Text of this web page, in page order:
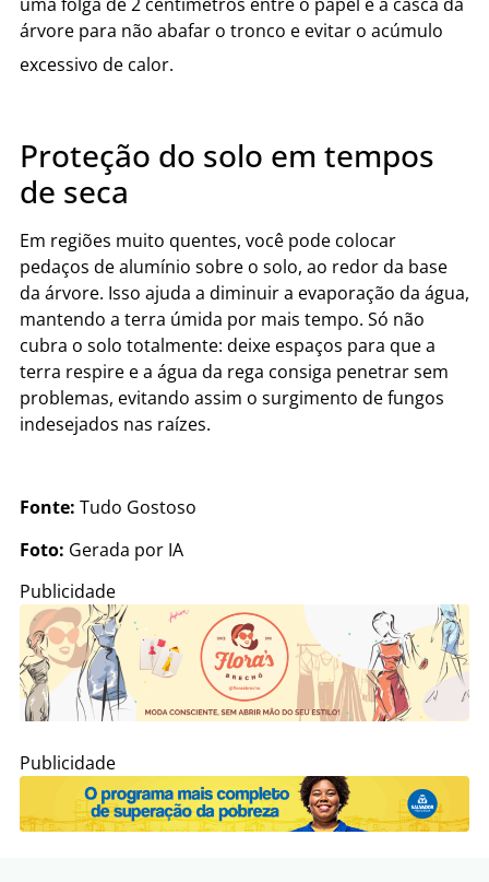
árvore para não abafar o tronco e evitar o acúmulo
excessivo de calor.
Proteção do solo em tempos
de seca
Em regiões muito quentes, você pode colocar
pedaços de alumínio sobre o solo, ao redor da base
da árvore. Isso ajuda a diminuir a evaporação da água,
mantendo a terra úmida por mais tempo. Só não
cubra o solo totalmente: deixe espaços para que a
terra respire e a água da rega consiga penetrar sem
problemas, evitando assim o surgimento de fungos
indesejados nas raízes.
Fonte: Tudo Gostoso
Foto: Gerada por IA
Publicidade
Publicidade